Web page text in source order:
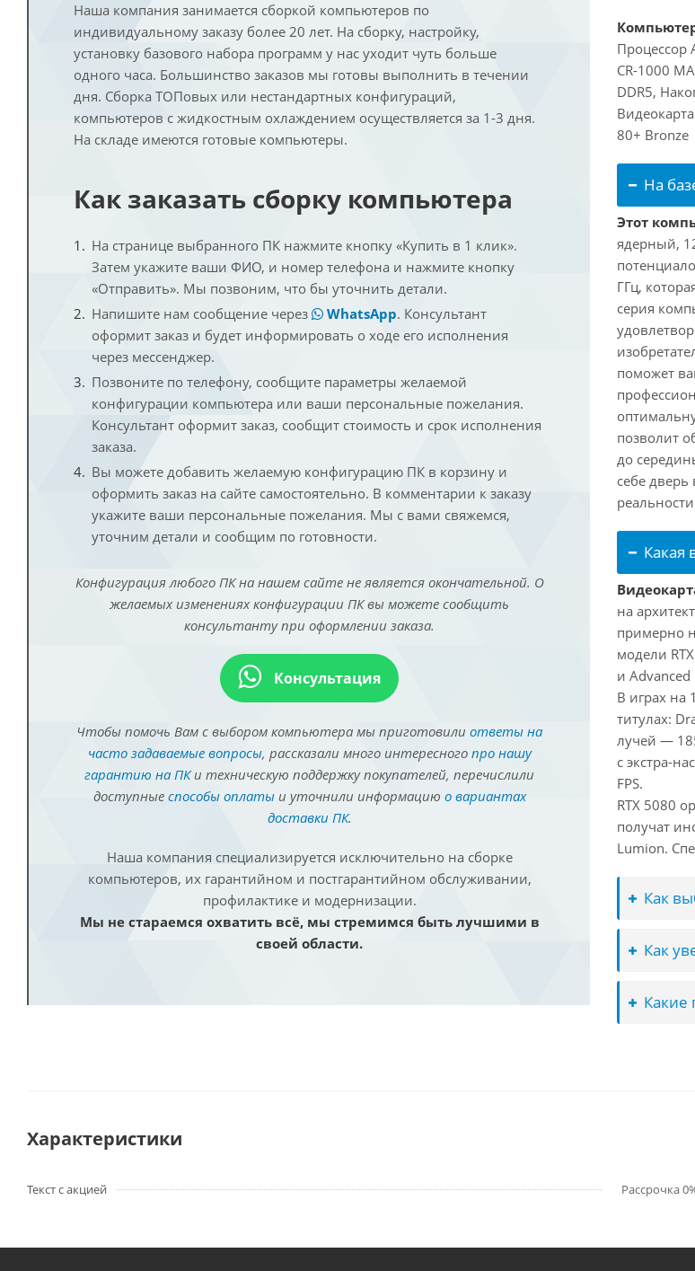
Наша компания занимается сборкой компьютеров по
индивидуальному заказу более 20 лет. На сборку, настройку,
установку базового набора программ у нас уходит чуть больше
одного часа. Большинство заказов мы готовы выполнить в течении
дня. Сборка ТОПовых или нестандартных конфигураций,
компьютеров с жидкостным охлаждением осуществляется за 1-3 дня.
На складе имеются готовые компьютеры.
Как заказать сборку компьютера
На странице выбранного ПК нажмите кнопку «Купить в 1 клик».
Затем укажите ваши ФИО, и номер телефона и нажмите кнопку
«Отправить». Мы позвоним, что бы уточнить детали.
Напишите нам сообщение через
WhatsApp. Консультант
оформит заказ и будет информировать о ходе его исполнения
через мессенджер.
Позвоните по телефону, сообщите параметры желаемой
конфигурации компьютера или ваши персональные пожелания.
Консультант оформит заказ, сообщит стоимость и срок исполнения
заказа.
Вы можете добавить желаемую конфигурацию ПК в корзину и
оформить заказ на сайте самостоятельно. В комментарии к заказу
укажите ваши персональные пожелания. Мы с вами свяжемся,
уточним детали и сообщим по готовности.
Конфигурация любого ПК на нашем сайте не является окончательной. О
желаемых изменениях конфигурации ПК вы можете сообщить
консультанту при оформлении заказа.
Консультация
Чтобы помочь Вам с выбором компьютера мы приготовили ответы на
часто задаваемые вопросы, рассказали много интересного про нашу
гарантию на ПКи техническую поддержку покупателей, перечислили
доступные способы оплатыи уточнили информацию о вариантах
доставки ПК.
Наша компания специализируется исключительно на сборке
компьютеров, их гарантийном и постгарантийном обслуживании,
профилактике и модернизации.
Мы не стараемся охватить всё, мы стремимся быть лучшими в
своей области.
Компьютер
Процессор
CR-1000
DDR5,
80+ Bronze
На
Этот
ядерный,
ГГц,
серия
поможет
позволит
до
себе
Какая
на
примерно
модели
и Advanced
В играх на
титулах:
лучей —
с экстра-
FPS.
RTX 5080
получат
Lumion.
Как
Как
Какие
Характеристики
Текст с акцией Рассрочка